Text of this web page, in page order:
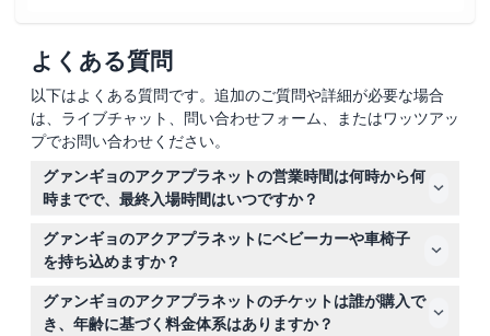
引換方法
キャンセルポリシー
よくある質問
以下はよくある質問です。追加のご質問や詳細が必要な場合
は、ライブチャット、問い合わせフォーム、またはワッツアッ
プでお問い合わせください。
グァンギョのアクアプラネットの営業時間は何時から何
時までで、最終入場時間はいつですか？
グァンギョのアクアプラネットは毎日午前10時30分から
午後7時30分まで営業しており、最終入場は午後6時30分
です（変更される場合がありますので、予約時にご確認く
ださい）。
グァンギョのアクアプラネットにベビーカーや車椅子
を持ち込めますか？
はい、グァンギョのアクアプラネットはベビーカーや車椅
子に対応しており、移動が必要な訪問者に便利です。
グァンギョのアクアプラネットのチケットは誰が購入で
き、年齢に基づく料金体系はありますか？